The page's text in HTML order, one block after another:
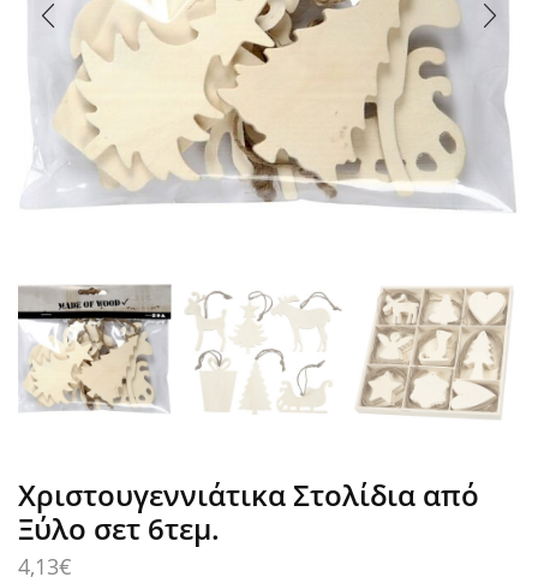
Χριστουγεννιάτικα Στολίδια από
Ξύλο σετ 6τεμ.
4,13€